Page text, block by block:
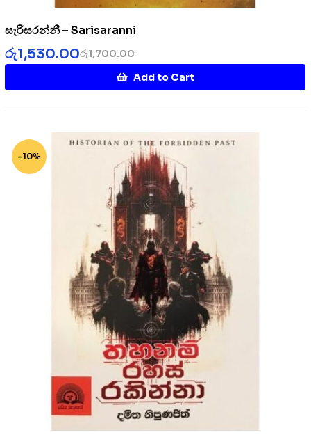
සැරිසරන්නී – Sarisaranni
රු1,700.00
රු1,530.00
Add to Cart
-10%